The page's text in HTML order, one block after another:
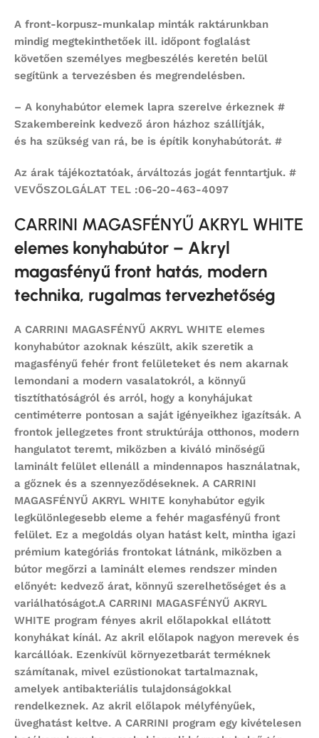
A front-korpusz-munkalap minták raktárunkban
mindig megtekinthetőek ill. időpont foglalást
követően személyes megbeszélés keretén belül
segítünk a tervezésben és megrendelésben.
– A konyhabútor elemek lapra szerelve érkeznek #
Szakembereink kedvező áron házhoz szállítják,
és ha szükség van rá, be is építik konyhabútorát. #
Az árak tájékoztatóak, árváltozás jogát fenntartjuk. #
VEVŐSZOLGÁLAT TEL :06-20-463-4097
CARRINI MAGASFÉNYŰ AKRYL WHITE
elemes konyhabútor – Akryl
magasfényű front hatás, modern
technika, rugalmas tervezhetőség
A CARRINI MAGASFÉNYŰ AKRYL WHITE elemes
konyhabútor azoknak készült, akik szeretik a
magasfényű fehér front felületeket és nem akarnak
lemondani a modern vasalatokról, a könnyű
tisztíthatóságról és arról, hogy a konyhájukat
centiméterre pontosan a saját igényeikhez igazítsák. A
frontok jellegzetes front struktúrája otthonos, modern
hangulatot teremt, miközben a kiváló minőségű
laminált felület ellenáll a mindennapos használatnak,
a gőznek és a szennyeződéseknek. A CARRINI
MAGASFÉNYŰ AKRYL WHITE konyhabútor egyik
legkülönlegesebb eleme a fehér magasfényű front
felület. Ez a megoldás olyan hatást kelt, mintha igazi
prémium kategóriás frontokat látnánk, miközben a
bútor megőrzi a laminált elemes rendszer minden
előnyét: kedvező árat, könnyű szerelhetőséget és a
variálhatóságot.A CARRINI MAGASFÉNYŰ AKRYL
WHITE program fényes akril előlapokkal ellátott
konyhákat kínál. Az akril előlapok nagyon merevek és
karcállóak. Ezenkívül környezetbarát terméknek
számítanak, mivel ezüstionokat tartalmaznak,
amelyek antibakteriális tulajdonságokkal
rendelkeznek. Az akril előlapok mélyfényűek,
üveghatást keltve. A CARRINI program egy kivételesen